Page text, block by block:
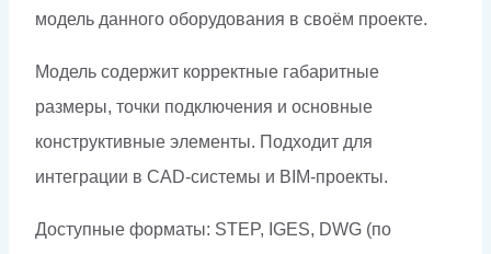
модель данного оборудования в своём проекте.
Модель содержит корректные габаритные
размеры, точки подключения и основные
конструктивные элементы. Подходит для
интеграции в CAD-системы и BIM-проекты.
Доступные форматы: STEP, IGES, DWG (по